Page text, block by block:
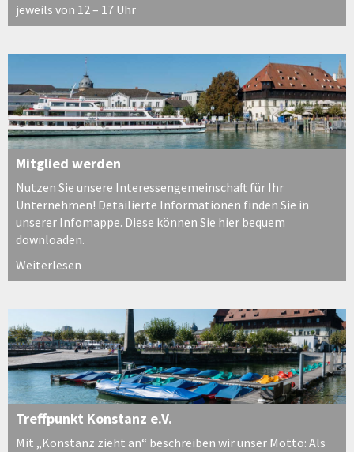
jeweils von 12 – 17 Uhr
Mitglied werden
Nutzen Sie unsere Interessengemeinschaft für Ihr
Unternehmen! Detailierte Informationen finden Sie in
unserer Infomappe. Diese können Sie hier bequem
downloaden.
Weiterlesen
Treffpunkt Konstanz e.V.
Mit „Konstanz zieht an“ beschreiben wir unser Motto: Als